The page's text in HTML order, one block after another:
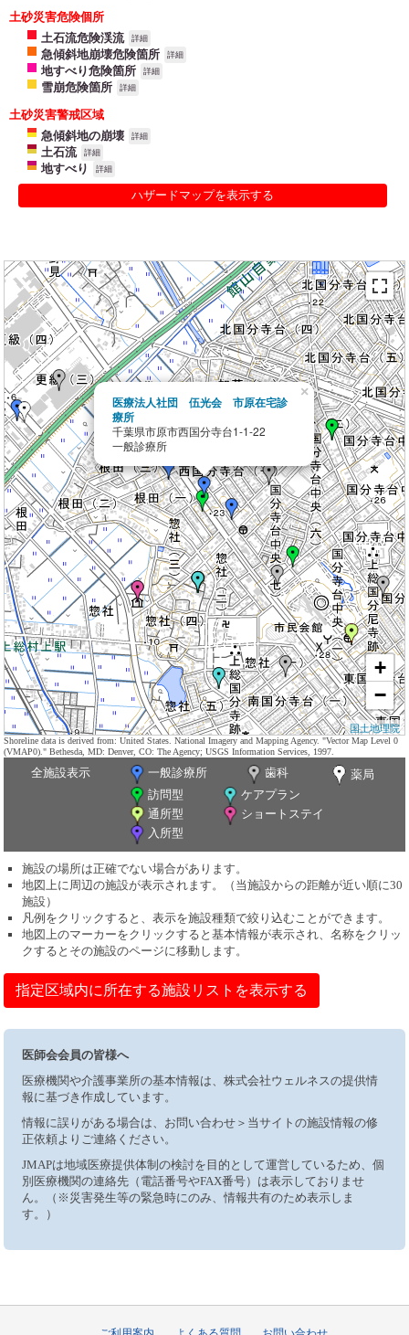
土砂災害危険個所
土石流危険渓流
詳細
急傾斜地崩壊危険箇所 詳細
地すべり危険箇所 詳細
雪崩危険箇所 詳細
土砂災害警戒区域
急傾斜地の崩壊
詳細
土石流 詳細
地すべり 詳細
ハザードマップを表示する
医療法人社団 伍光会 市原在宅診
療所
千葉県市原市西国分寺台1-1-22
一般診療所
×
+
−
国土地理院
Shoreline data is derived from: United States. National Imagery and Mapping Agency. "Vector Map Level 0
(VMAP0)." Bethesda, MD: Denver, CO: The Agency; USGS Information Services, 1997.
全施設表示 一般診療所 歯科
薬局
訪問型
ケアプラン
通所型
ショートステイ
入所型
施設の場所は正確でない場合があります。
地図上に周辺の施設が表示されます。（当施設からの距離が近い順に30
施設）
凡例をクリックすると、表示を施設種類で絞り込むことができます。
地図上のマーカーをクリックすると基本情報が表示され、名称をクリッ
クするとその施設のページに移動します。
指定区域内に所在する施設リストを表示する
医師会会員の皆様へ
医療機関や介護事業所の基本情報は、株式会社ウェルネスの提供情
報に基づき作成しています。
情報に誤りがある場合は、お問い合わせ＞当サイトの施設情報の修
正依頼よりご連絡ください。
JMAPは地域医療提供体制の検討を目的として運営しているため、個
別医療機関の連絡先（電話番号やFAX番号）は表示しておりませ
ん。（※災害発生等の緊急時にのみ、情報共有のため表示しま
す。）